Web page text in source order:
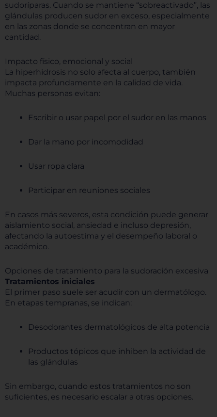
sudoríparas. Cuando se mantiene “sobreactivado”, las
glándulas producen sudor en exceso, especialmente
en las zonas donde se concentran en mayor
cantidad.
Impacto físico, emocional y social
La hiperhidrosis no solo afecta al cuerpo, también
impacta profundamente en la calidad de vida.
Muchas personas evitan:
Escribir o usar papel por el sudor en las manos
Dar la mano por incomodidad
Usar ropa clara
Participar en reuniones sociales
En casos más severos, esta condición puede generar
aislamiento social, ansiedad e incluso depresión,
afectando la autoestima y el desempeño laboral o
académico.
Opciones de tratamiento para la sudoración excesiva
Tratamientos iniciales
El primer paso suele ser acudir con un dermatólogo.
En etapas tempranas, se indican:
Desodorantes dermatológicos de alta potencia
Productos tópicos que inhiben la actividad de
las glándulas
Sin embargo, cuando estos tratamientos no son
suficientes, es necesario escalar a otras opciones.